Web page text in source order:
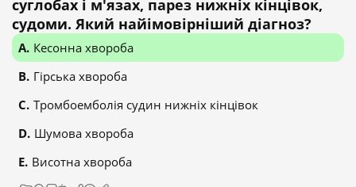
суглобах і м'язах, парез нижніх кінцівок,
судоми. Який найімовірніший діагноз?
Кесонна хвороба
Гірська хвороба
Тромбоемболія судин нижніх кінцівок
Шумова хвороба
Висотна хвороба